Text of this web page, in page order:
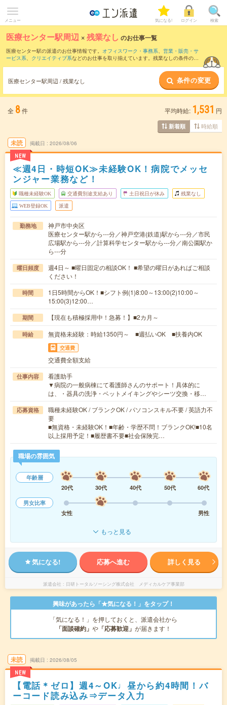
メニュー 気になる! ログイン 検索
医療センター駅周辺 ×残業なし のお仕事一覧
医療センター駅の派遣のお仕事情報です。 オフィスワーク・事務系、 営業・販売・サ
ービス系、 クリエイティブ系などのお仕事を取り揃えています。残業なしの条件の他
医療センター駅周辺 / 残業なし 条件の変更
全 8件 平均時給: 1,531 円
新着順 時給順
未読
NEW
掲載日 2026/08/06
≪週4日・時短OK≫未経験OK！病院でメッセ
ンジャー業務など！
職種未経験OK 交通費別途支給あり 土日祝日が休み 残業なし
WEB登録OK 派遣
勤務地
神戸市中央区
医療センター駅から---分／神戸空港(鉄道)駅から---分／市民
広場駅から---分／計算科学センター駅から---分／南公園駅か
ら---分
曜日頻度
週4日～ ■曜日固定の相談OK！ ■希望の曜日があればご相談
ください！
時間
1日5時間からOK！■シフト例(1)8:00～13:00(2)10:00～
15:00(3)12:00…
期間 【現在も積極採用中！急募！】■2カ月～
時給 無資格未経験：時給1350円～ ■週払いOK ■扶養内OK
交通費
交通費全額支給
仕事内容
看護助手
▼病院の一般病棟にて看護師さんのサポート！具体的に
は、・器具の洗浄・ベットメイキングやシーツ交換・移…
応募資格
職種未経験OK / ブランクOK / パソコンスキル不要 / 英語力不
要
■無資格・未経験OK！■年齢・学歴不問！ブランクOK!■10名
以上採用予定！■履歴書不要■社会保険完…
職場の雰囲気
年齢層
20代
30代 40代 50代
60代
男女比率
女性
男性
もっと見る
気になる! 応募へ進む 詳しく見る
派遣会社 日研トータルソーシング株式会社 メディカルケア事業部
興味があったら「★気になる！」をタップ！
「気になる！」を押しておくと、派遣会社から
「面談確約」 や 「応募歓迎」 が届きます！
未読
NEW
掲載日 2026/08/05
【電話＊ゼロ】週4～OK♩昼から約4時間！バ
ーコード読み込み⇒データ入力